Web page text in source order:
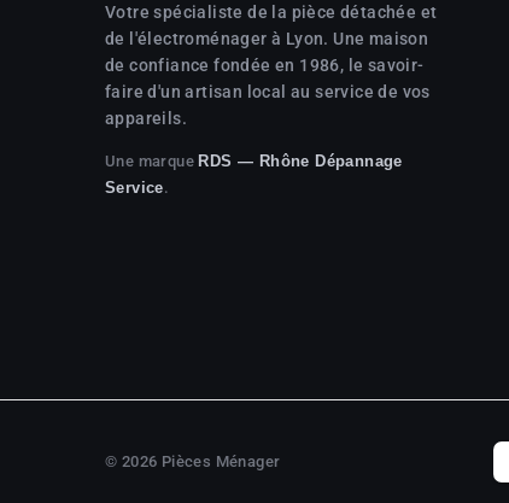
Votre spécialiste de la pièce détachée et
de l'électroménager à Lyon. Une maison
de confiance fondée en 1986, le savoir-
faire d'un artisan local au service de vos
appareils.
Une marqueRDS — Rhône Dépannage
Service.
© 2026 Pièces Ménager